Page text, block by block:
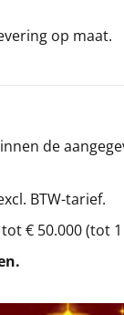
op maat.
de
BTW-tarief.
€ 50.000 (tot
.